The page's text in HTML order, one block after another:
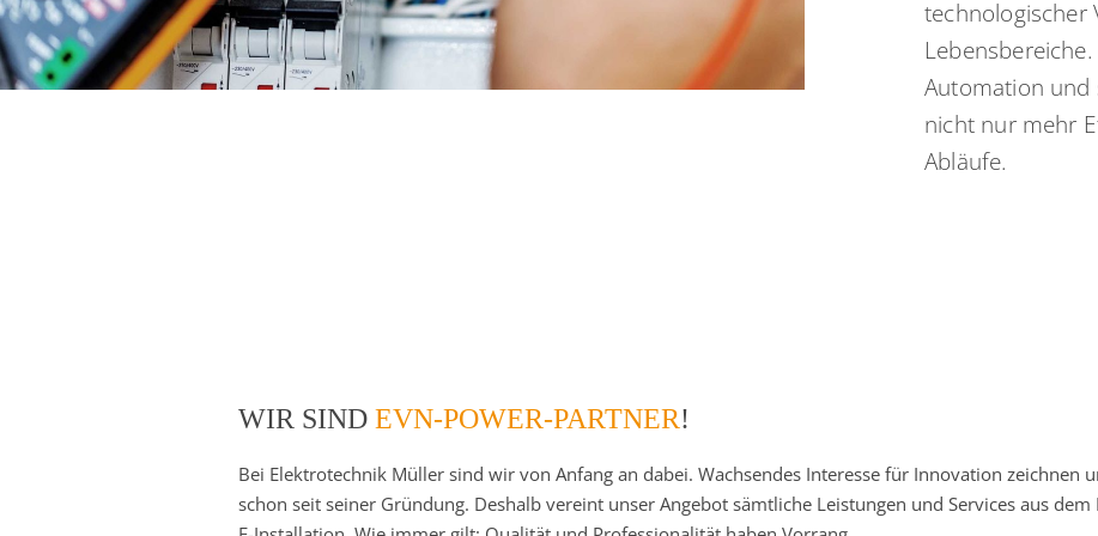
technologischer
Automation und
nicht nur mehr
Abläufe.
WIR SINDEVN-POWER-PARTNER!
Bei Elektrotechnik Müller sind wir von Anfang an dabei. Wachsendes Interesse für Innovation zeichnen
schon seit seiner Gründung. Deshalb vereint unser Angebot sämtliche Leistungen und Services aus